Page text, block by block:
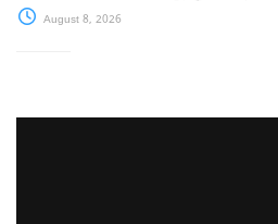
August 8, 2026